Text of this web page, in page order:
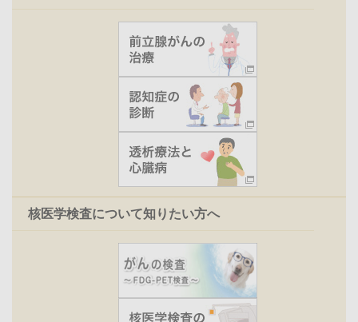
核医学検査について知りたい方へ